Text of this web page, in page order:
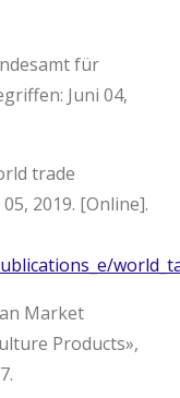
für
Juni 04,
trade
2019. [Online].
Market
Products»,